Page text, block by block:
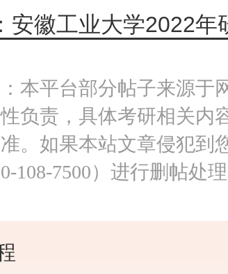
本平台部分帖子来源于
负责，具体考研相关内
。如果本站文章侵犯到
108-7500）进行删帖处理